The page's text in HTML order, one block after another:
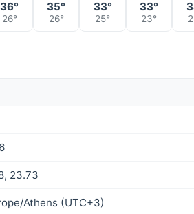
36°
26°
35°
26°
33°
25°
33°
23°
23.73
Athens (UTC+3)